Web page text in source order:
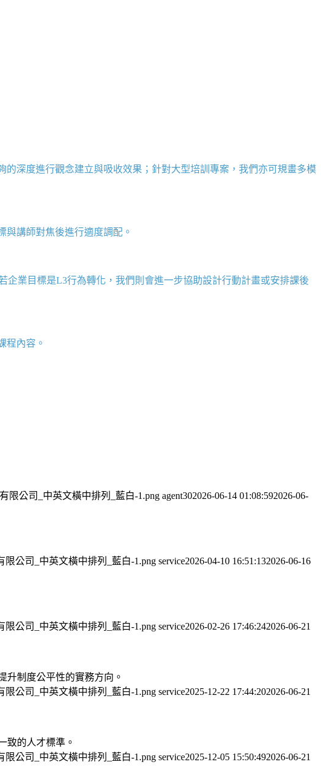
深度進行觀念建立與吸收效果；針對大型培訓專案，我們亦可規畫多模
講師對焦後進行適度調配。
企業目標是L3行為轉化，我們則會進一步協助設計行動計畫或安排課後
程內容。
限公司_中英文橫中排列_藍白-1.png agent302026-06-14 01:08:592026-06-
限公司_中英文橫中排列_藍白-1.png service2026-04-10 16:51:132026-06-16
限公司_中英文橫中排列_藍白-1.png service2026-02-26 17:46:242026-06-21
升制度公平性的實務方向。
限公司_中英文橫中排列_藍白-1.png service2025-12-22 17:44:202026-06-21
致的人才標準。
限公司_中英文橫中排列_藍白-1.png service2025-12-05 15:50:492026-06-21